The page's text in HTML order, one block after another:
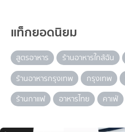
แท็กยอดนิยม
สูตรอาหาร ร้านอาหารใกล้ฉัน
ร้านอาหารกรุงเทพ
กรุงเทพ
ร้านกาแฟ
อาหารไทย คาเฟ่